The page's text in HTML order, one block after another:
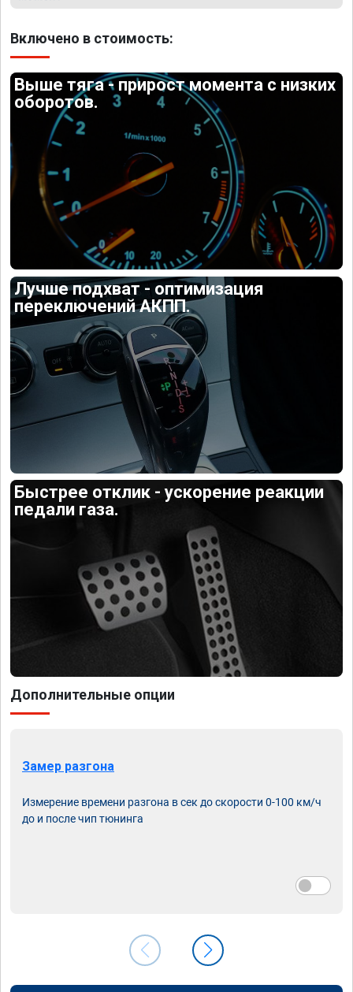
Включено в стоимость:
Выше тяга - прирост момента с низких
оборотов.
Лучше подхват - оптимизация
переключений АКПП.
Быстрее отклик - ускорение реакции
педали газа.
Дополнительные опции
Замер разгона
Измерение времени разгона в сек до скорости 0-100 км/ч
до и после чип тюнинга